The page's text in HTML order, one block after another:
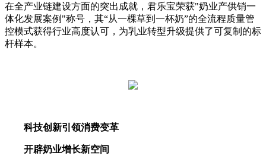
在全产业链建设方面的突出成就，君乐宝荣获"奶业产供销一
体化发展案例"称号，其“从一棵草到一杯奶”的全流程质量管
控模式获得行业高度认可，为乳业转型升级提供了可复制的标
杆样本。
科技创新引领消费变革
开辟奶业增长新空间